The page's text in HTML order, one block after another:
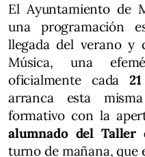
El Ayuntamiento de
una programación
llegada del verano y
Música, una
oficialmente cada
arranca esta
formativo con la
alumnado del
turno de mañana, que